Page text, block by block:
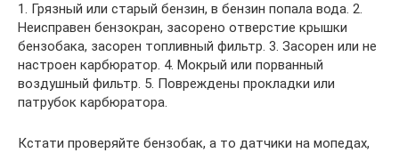
1. Грязный или старый бензин, в бензин попала вода. 2.
Неисправен бензокран, засорено отверстие крышки
бензобака, засорен топливный фильтр. 3. Засорен или не
настроен карбюратор. 4. Мокрый или порванный
воздушный фильтр. 5. Повреждены прокладки или
патрубок карбюратора.
Кстати проверяйте бензобак, а то датчики на мопедах,